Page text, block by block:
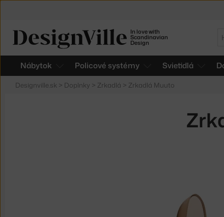
In love with
Scandinavian
Design
Nábytok Policové systémy Svietidlá
Designville.sk > Doplnky > Zrkadlá > Zrkadlá Muuto